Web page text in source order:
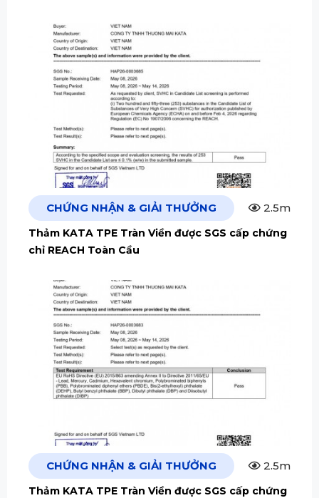
CHỨNG NHẬN & GIẢI THƯỞNG 2.5m
Thảm KATA TPE Tràn Viền được SGS cấp chứng
chỉ REACH Toàn Cầu
CHỨNG NHẬN & GIẢI THƯỞNG 2.5m
Thảm KATA TPE Tràn Viền được SGS cấp chứng